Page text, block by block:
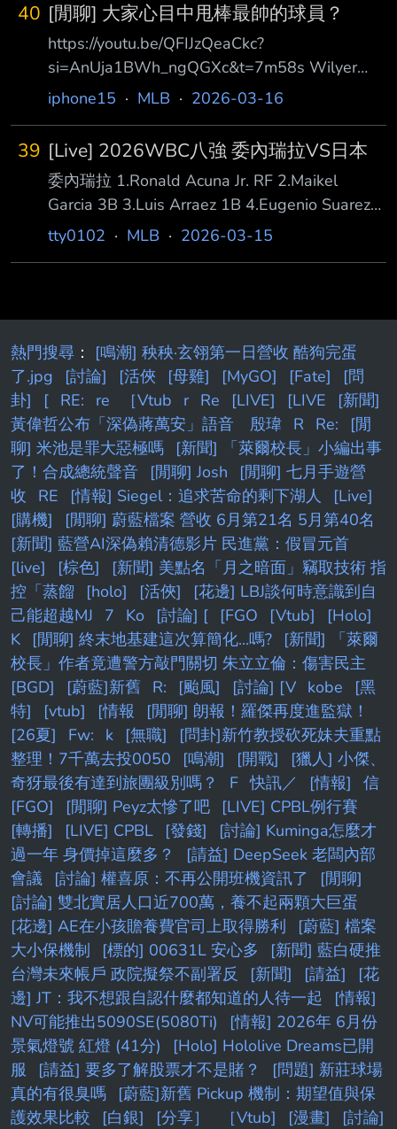
40 [閒聊] 大家心目中甩棒最帥的球員？
https://youtu.be/QFIJzQeaCkc?
si=AnUja1BWh_ngQGXc&t=7m58s Wilyer
Abreu對日本逆轉3分砲的甩棒實在有夠熱血 大
甩棒集錦 封面當然是辣個男人
https://youtu.be/WeU2LiUb_f4?
si=KROyUmaBgKxv2C7t 除了辣個男人外 還有
哪些球員的甩棒值得一看？ ----- Sent from
JPTT on my iPhone --
iphone15 · MLB · 2026-03-16
39 [Live] 2026WBC八強 委內瑞拉VS日本
委內瑞拉 1.Ronald Acuna Jr. RF 2.Maikel
Garcia 3B 3.Luis Arraez 1B 4.Eugenio Suarez
DH 5.Ezequiel Tovar SS 6.Gleyber Torres 2B
吉田正尚 LF 5.岡本和真 3B 6.村上
tty0102 · MLB · 2026-03-15
熱門搜尋 ： [鳴潮] 秧秧·玄翎第一日營收 酷狗完蛋
了.jpg
[討論] [活俠 [母雞] [MyGO] [Fate]
[問
卦]
[ RE: re ［Vtub r Re [LIVE] [LIVE
[新聞]
黃偉哲公布「深偽蔣萬安」語音 殷瑋 R Re:
[閒
聊] 米池是罪大惡極嗎
[新聞] 「萊爾校長」小編出事
了！合成總統聲音
[閒聊] Josh
[閒聊] 七月手遊營
收
RE [情報] Siegel：追求苦命的剩下湖人
[Live]
[購機]
[閒聊] 蔚藍檔案 營收 6月第21名 5月第40名
[新聞] 藍營AI深偽賴清德影片 民進黨：假冒元首
[live]
[棕色]
[新聞] 美點名「月之暗面」竊取技術 指
控「蒸餾
[holo] [活俠]
[花邊] LBJ談何時意識到自
己能超越MJ
7 Ko [討論] [ [FGO [Vtub]
[Holo]
K
[閒聊] 終末地基建這次算簡化...嗎?
[新聞] 「萊爾
校長」作者竟遭警方敲門關切 朱立立倫：傷害民主
[BGD]
[蔚藍]新舊 R: [颱風] [討論] [V kobe
[黑
特]
[vtub] [情報
[閒聊] 朗報！羅傑再度進監獄！
[26夏]
Fw: k [無職]
[問卦]新竹教授砍死妹夫重點
整理！7千萬去投0050
[鳴潮] [開戰]
[獵人] 小傑、
奇犽最後有達到旅團級別嗎？
F 快訊／ [情報]
信
[FGO]
[閒聊] Peyz太慘了吧
[LIVE] CPBL例行賽
[轉播]
[LIVE] CPBL [發錢]
[討論] Kuminga怎麼才
過一年 身價掉這麼多？
[請益] DeepSeek 老闆內部
會議
[討論] 權喜原：不再公開班機資訊了
[閒聊]
[討論] 雙北實居人口近700萬，養不起兩顆大巨蛋
[花邊] AE在小孩贍養費官司上取得勝利
[蔚藍] 檔案
大小保機制
[標的] 00631L 安心多
[新聞] 藍白硬推
台灣未來帳戶 政院擬祭不副署反
[新聞] [請益]
[花
邊] JT：我不想跟自認什麼都知道的人待一起
[情報]
NV可能推出5090SE(5080Ti)
[情報] 2026年 6月份
景氣燈號 紅燈 (41分)
[Holo] Hololive Dreams已開
服
[請益] 要多了解股票才不是賭？
[問題] 新莊球場
真的有很臭嗎
[蔚藍]新舊 Pickup 機制：期望值與保
護效果比較
[白銀] [分享］ ［Vtub] [漫畫] [討論]